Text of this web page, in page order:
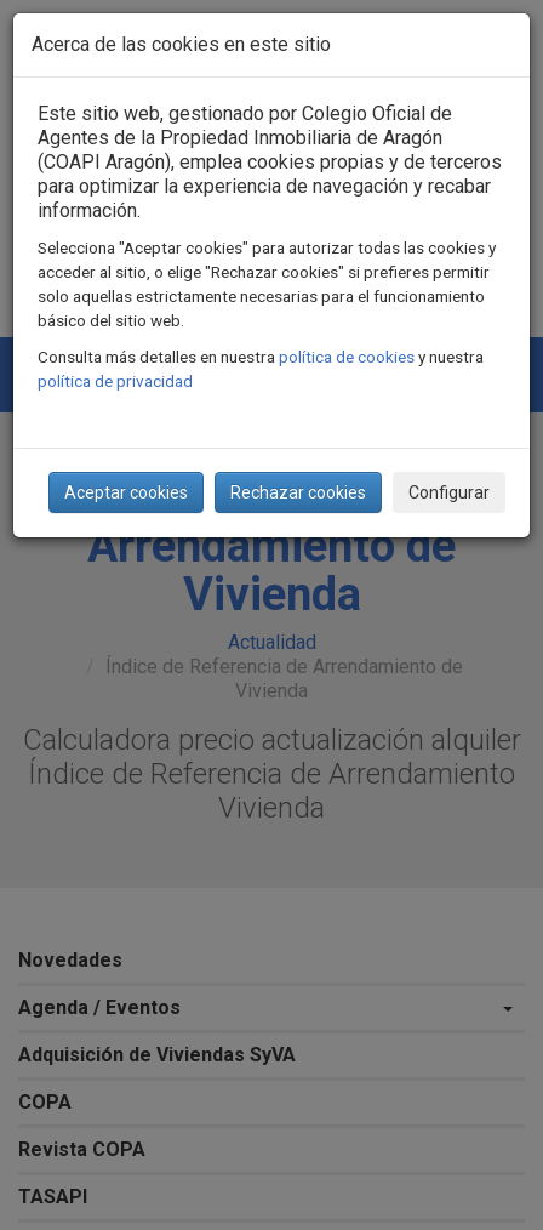
Pasar al contenido principal
Acceso usuarios
Índice de Referencia de
Arrendamiento de
Vivienda
Actualidad
Índice de Referencia de Arrendamiento de
Vivienda
Calculadora precio actualización alquiler
Índice de Referencia de Arrendamiento
Vivienda
Novedades
Agenda / Eventos
Adquisición de Viviendas SyVA
COPA
Revista COPA
TASAPI
Acerca de las cookies en este sitio
Este sitio web, gestionado por Colegio Oficial de
Agentes de la Propiedad Inmobiliaria de Aragón
(COAPI Aragón), emplea cookies propias y de terceros
para optimizar la experiencia de navegación y recabar
información.
Selecciona "Aceptar cookies" para autorizar todas las cookies y
acceder al sitio, o elige "Rechazar cookies" si prefieres permitir
solo aquellas estrictamente necesarias para el funcionamiento
básico del sitio web.
Consulta más detalles en nuestra política de cookiesy nuestra
política de privacidad
Aceptar cookies Rechazar cookies Configurar